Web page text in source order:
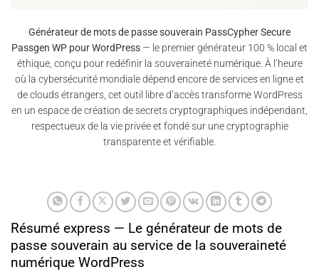
Générateur de mots de passe souverain PassCypher Secure
Passgen WP pour WordPress — le premier générateur 100 % local et
éthique, conçu pour redéfinir la souveraineté numérique. À l’heure
où la cybersécurité mondiale dépend encore de services en ligne et
de clouds étrangers, cet outil libre d’accès transforme WordPress
en un espace de création de secrets cryptographiques indépendant,
respectueux de la vie privée et fondé sur une cryptographie
transparente et vérifiable.
Résumé express — Le générateur de mots de
passe souverain au service de la souveraineté
numérique WordPress